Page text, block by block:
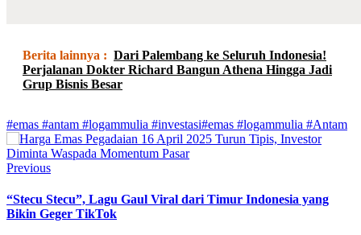
Berita lainnya : Dari Palembang ke Seluruh Indonesia!
Perjalanan Dokter Richard Bangun Athena Hingga Jadi
Grup Bisnis Besar
#emas #antam #logammulia #investasi#emas #logammulia #Antam
Previous
“Stecu Stecu”, Lagu Gaul Viral dari Timur Indonesia yang
Bikin Geger TikTok